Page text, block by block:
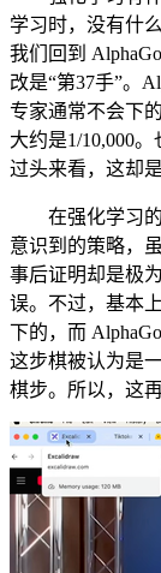
学习时，没有什
我们回到
改是“第37手”。
专家通常不会下
大约是1/10,000
过头来看，这却
在强化学习的
意识到的策略，
事后证明却是极
误。不过，基本
下的，而
这步棋被认为是
棋步。所以，这